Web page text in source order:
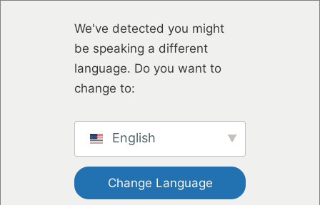
We've detected you might
be speaking a different
language. Do you want to
change to:
English
Change Language